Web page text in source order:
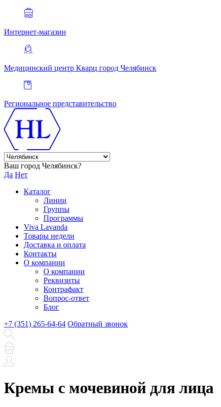
Интернет-магазин
Медицинский центр Кварц город Челябинск
Региональное представительство
Ваш город Челябинск?
Да Нет
Каталог
Линии
Группы
Программы
Viva Lavanda
Товары недели
Доставка и оплата
Контакты
О компании
О компании
Реквизиты
Контрафакт
Вопрос-ответ
Блог
+7 (351) 265-64-64 Обратный звонок
Кремы с мочевиной для лица